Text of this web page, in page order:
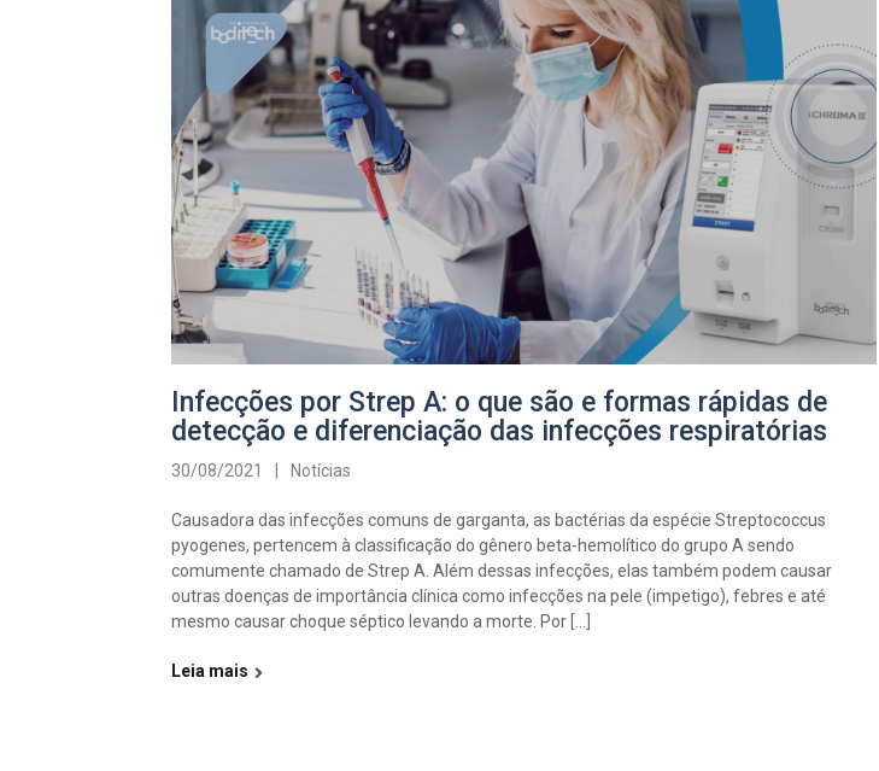
Infecções por Strep A: o que são e formas rápidas de
detecção e diferenciação das infecções respiratórias
30/08/2021 Notícias
Causadora das infecções comuns de garganta, as bactérias da espécie Streptococcus
pyogenes, pertencem à classificação do gênero beta-hemolítico do grupo A sendo
comumente chamado de Strep A. Além dessas infecções, elas também podem causar
outras doenças de importância clínica como infecções na pele (impetigo), febres e até
mesmo causar choque séptico levando a morte. Por […]
Leia mais